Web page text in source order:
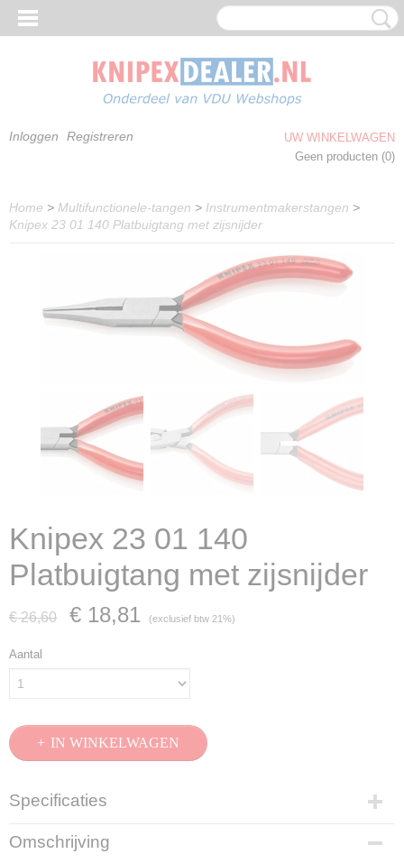
Inloggen Registreren
UW WINKELWAGEN
Geen producten (0)
Home > Multifunctionele-tangen > Instrumentmakerstangen >
Knipex 23 01 140 Platbuigtang met zijsnijder
Knipex 23 01 140
Platbuigtang met zijsnijder
€ 26,60 € 18,81 (exclusief btw 21%)
Aantal
IN WINKELWAGEN
Specificaties
Productcode
23 01 140
Omschrijving